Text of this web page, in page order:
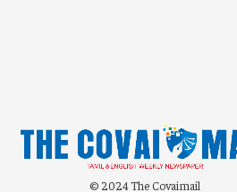
© 2024 The Covaimail